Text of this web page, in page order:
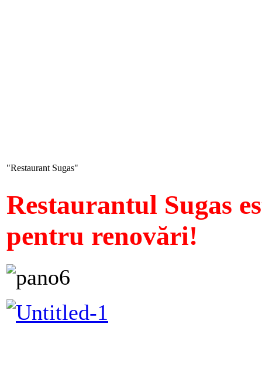
"Restaurant Sugas"
Restaurantul Sugas
pentru renovări!